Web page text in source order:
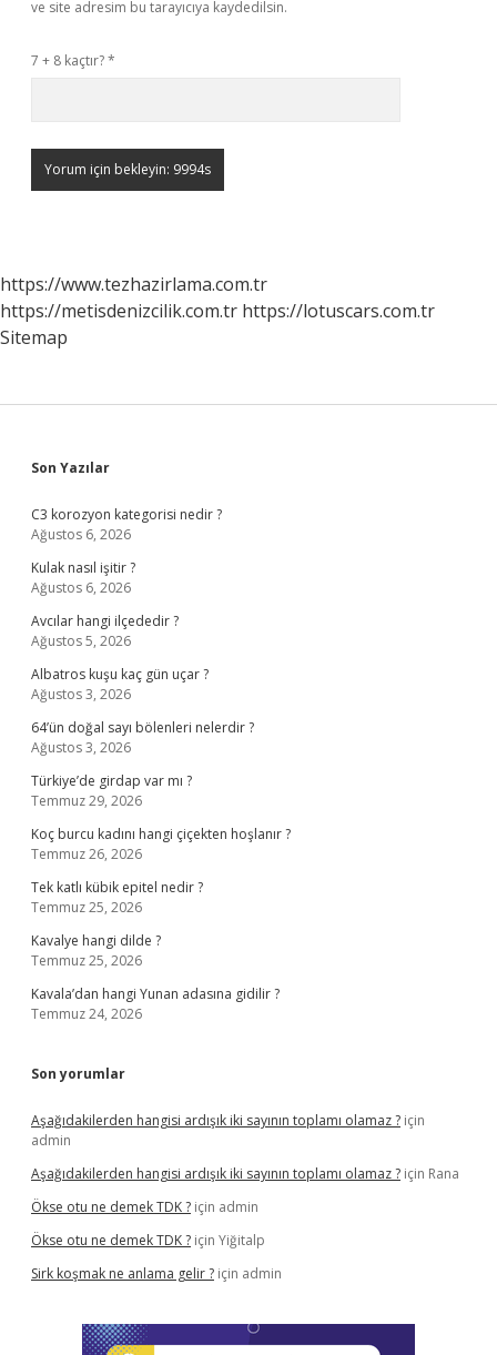
ve site adresim bu tarayıcıya kaydedilsin.
7 + 8 kaçtır?*
https://www.tezhazirlama.com.tr
https://metisdenizcilik.com.tr https://lotuscars.com.tr
Sitemap
Sidebar
Son Yazılar
C3 korozyon kategorisi nedir ?
Ağustos 6, 2026
Kulak nasıl işitir ?
Ağustos 6, 2026
Avcılar hangi ilçededir ?
Ağustos 5, 2026
Albatros kuşu kaç gün uçar ?
Ağustos 3, 2026
64’ün doğal sayı bölenleri nelerdir ?
Ağustos 3, 2026
Türkiye’de girdap var mı ?
Temmuz 29, 2026
Koç burcu kadını hangi çiçekten hoşlanır ?
Temmuz 26, 2026
Tek katlı kübik epitel nedir ?
Temmuz 25, 2026
Kavalye hangi dilde ?
Temmuz 25, 2026
Kavala’dan hangi Yunan adasına gidilir ?
Temmuz 24, 2026
Son yorumlar
Aşağıdakilerden hangisi ardışık iki sayının toplamı olamaz ? için
admin
Aşağıdakilerden hangisi ardışık iki sayının toplamı olamaz ? için Rana
Ökse otu ne demek TDK ? için admin
Ökse otu ne demek TDK ? için Yiğitalp
Sirk koşmak ne anlama gelir ? için admin